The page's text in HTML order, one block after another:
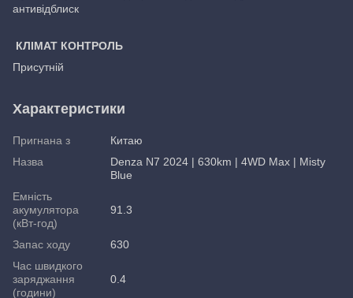
антивідблиск
КЛІМАТ КОНТРОЛЬ
Присутній
Характеристики
Пригнана з
Китаю
Назва
Denza N7 2024 | 630km | 4WD Max | Misty
Blue
Емність
акумулятора
(кВт-год)
91.3
Запас ходу
630
Час швидкого
заряджання
(години)
0.4